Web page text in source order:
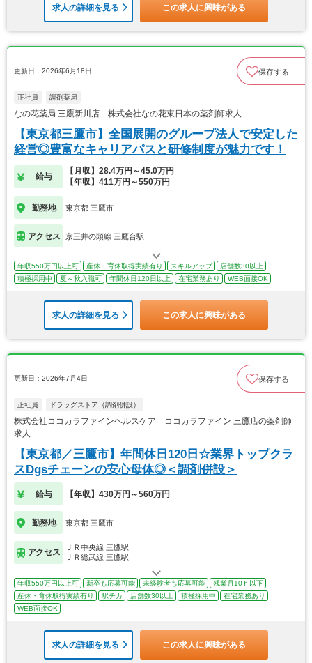
求人の詳細を見る この求人に興味がある
更新日：2026年6月18日 保存する
正社員 調剤薬局
なの花薬局 三鷹新川店 株式会社なの花東日本の薬剤師求人
【東京都三鷹市】全国展開のグループ法人で安定した
経営◎豊富なキャリアパスと研修制度が魅力です！
給与
【月収】28.4万円～45.0万円
【年収】411万円～550万円
勤務地 東京都 三鷹市
アクセス 京王井の頭線 三鷹台駅
年収550万円以上可 産休・育休取得実績有り スキルアップ
店舗数30以上
積極採用中
夏～秋入職可 年間休日120日以上 在宅業務あり WEB面接OK
求人の詳細を見る この求人に興味がある
更新日：2026年7月4日 保存する
正社員 ドラッグストア（調剤併設）
株式会社ココカラファインヘルスケア ココカラファイン 三鷹店の薬剤師
求人
【東京都／三鷹市】年間休日120日☆業界トップクラ
スDgsチェーンの安心母体◎＜調剤併設＞
給与 【年収】430万円～560万円
勤務地 東京都 三鷹市
アクセス
ＪＲ中央線 三鷹駅
ＪＲ総武線 三鷹駅
年収550万円以上可 新卒も応募可能 未経験者も応募可能
残業月10ｈ以下
産休・育休取得実績有り
駅チカ 店舗数30以上 積極採用中
在宅業務あり
WEB面接OK
求人の詳細を見る この求人に興味がある